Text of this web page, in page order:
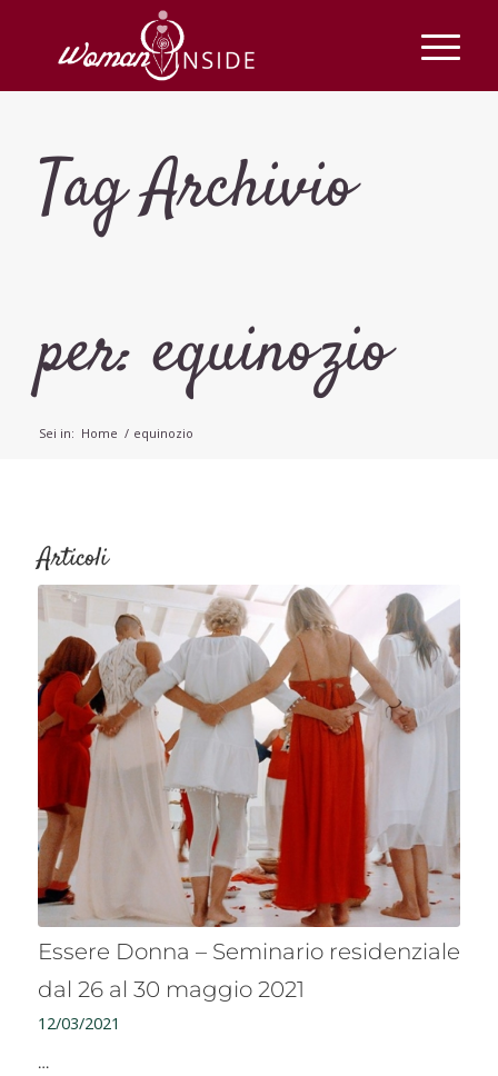
Tag Archivio
per: equinozio
Sei in: Home / equinozio
Articoli
Essere Donna – Seminario residenziale
dal 26 al 30 maggio 2021
12/03/2021
…